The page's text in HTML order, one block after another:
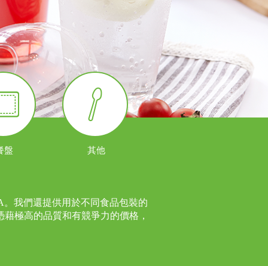
盤 其他
。我們還提供用於不同食品包裝的
極高的品質和有競爭力的價格，